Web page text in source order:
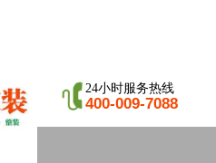
24小时服务热线
400-009-7088